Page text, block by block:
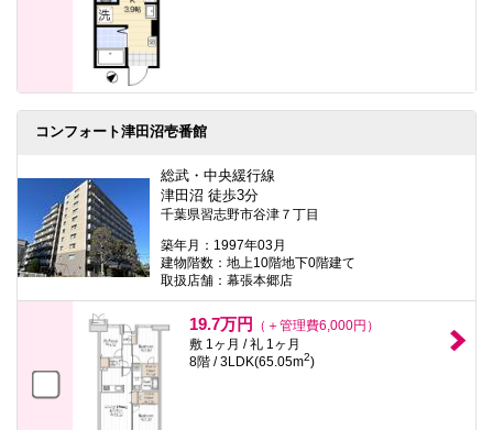
コンフォート津田沼壱番館
総武・中央緩行線
津田沼 徒歩3分
千葉県習志野市谷津７丁目
築年月：1997年03月
建物階数：地上10階地下0階建て
取扱店舗：幕張本郷店
19.7万円
（＋管理費6,000円）
敷 1ヶ月 / 礼 1ヶ月
8階 / 3LDK(65.05m2)